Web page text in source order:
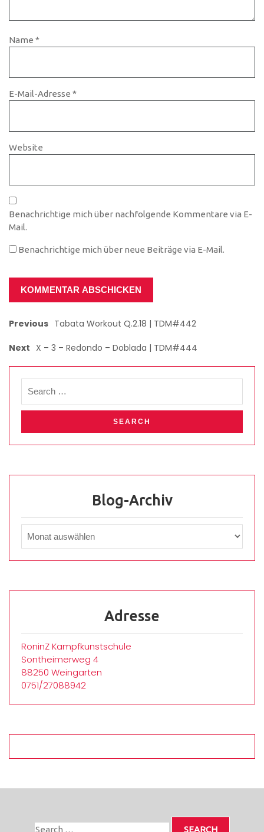
Name *
E-Mail-Adresse *
Website
Benachrichtige mich über nachfolgende Kommentare via E-
Mail.
Benachrichtige mich über neue Beiträge via E-Mail.
Previous Tabata Workout Q.2.18 | TDM#442
Next X – 3 – Redondo – Doblada | TDM#444
Blog-Archiv
Adresse
RoninZ Kampfkunstschule
Sontheimerweg 4
88250 Weingarten
0751/27088942